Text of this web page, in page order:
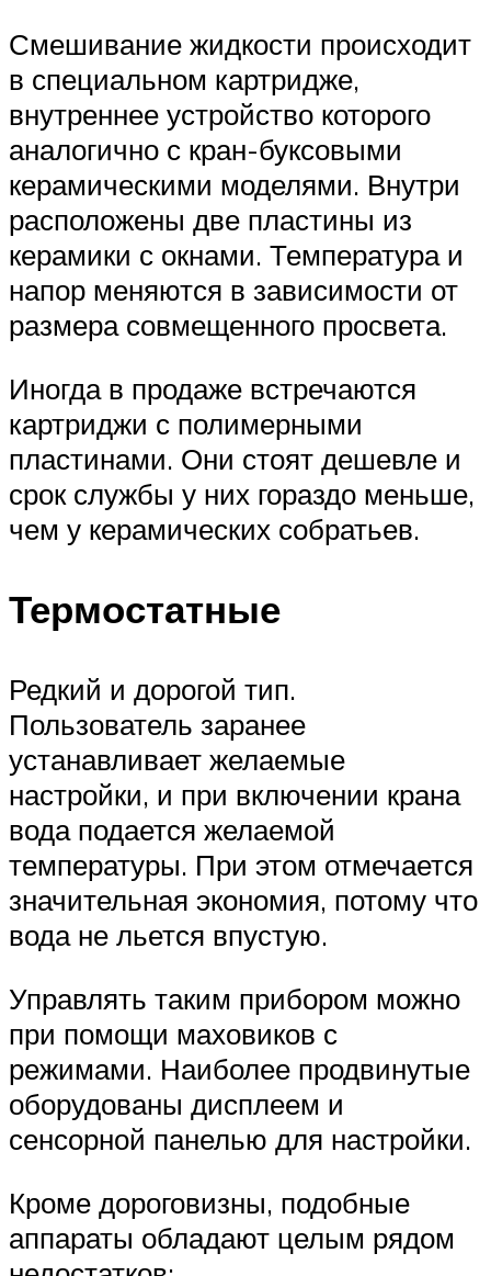
Смешивание жидкости происходит
в специальном картридже,
внутреннее устройство которого
аналогично с кран-буксовыми
керамическими моделями. Внутри
расположены две пластины из
керамики с окнами. Температура и
напор меняются в зависимости от
размера совмещенного просвета.
Иногда в продаже встречаются
картриджи с полимерными
пластинами. Они стоят дешевле и
срок службы у них гораздо меньше,
чем у керамических собратьев.
Термостатные
Редкий и дорогой тип.
Пользователь заранее
устанавливает желаемые
настройки, и при включении крана
вода подается желаемой
температуры. При этом отмечается
значительная экономия, потому что
вода не льется впустую.
Управлять таким прибором можно
при помощи маховиков с
режимами. Наиболее продвинутые
оборудованы дисплеем и
сенсорной панелью для настройки.
Кроме дороговизны, подобные
аппараты обладают целым рядом